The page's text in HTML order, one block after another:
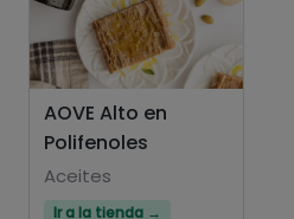
AOVE Alto en
Polifenoles
Aceites
Ir a la tienda →